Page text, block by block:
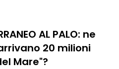
AL PALO: ne
20 milioni
Mare"?